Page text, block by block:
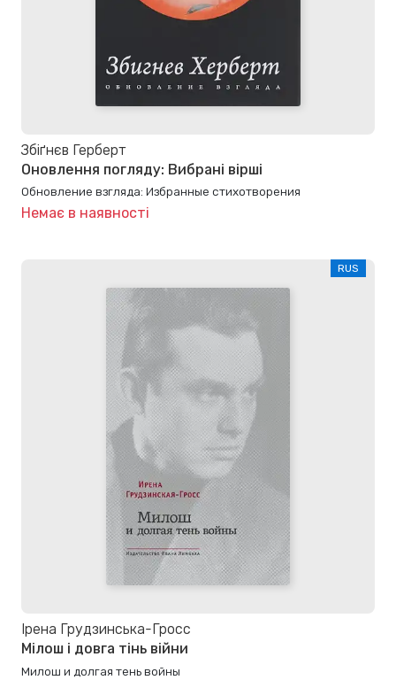
Збіґнєв Герберт
Оновлення погляду: Вибрані вірші
Обновление взгляда: Избранные стихотворения
Немає в наявності
RUS
Ірена Грудзинська-Гросс
Мілош і довга тінь війни
Милош и долгая тень войны